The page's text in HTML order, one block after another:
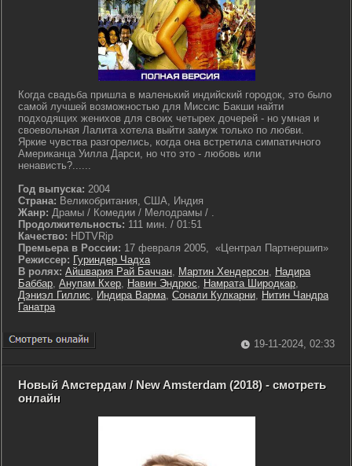
Когда свадьба пришла в маленький индийский городок, это было
самой лучшей возможностью для Миссис Бакши найти
подходящих женихов для своих четырех дочерей - но умная и
своевольная Лалита хотела выйти замуж только по любви.
Яркие чувства разгорелись, когда она встретила симпатичного
Американца Уилла Дарси, но что это - любовь или
ненависть?......
Год выпуска: 2004
Страна: Великобритания, США, Индия
Жанр: Драмы / Комедии / Мелодрамы / .
Продолжительность: 111 мин. / 01:51
Качество: HDTVRip
Премьера в России: 17 февраля 2005, «Централ Партнершип»
Режиссер: Гуриндер Чадха
В ролях: Айшвария Рай Баччан, Мартин Хендерсон, Надира
Баббар, Анупам Кхер, Навин Эндрюс, Намрата Широдкар,
Дэниэл Гиллис, Индира Варма, Сонали Кулкарни, Нитин Чандра
Ганатра
19-11-2024, 02:33
Новый Амстердам / New Amsterdam (2018) - смотреть
онлайн